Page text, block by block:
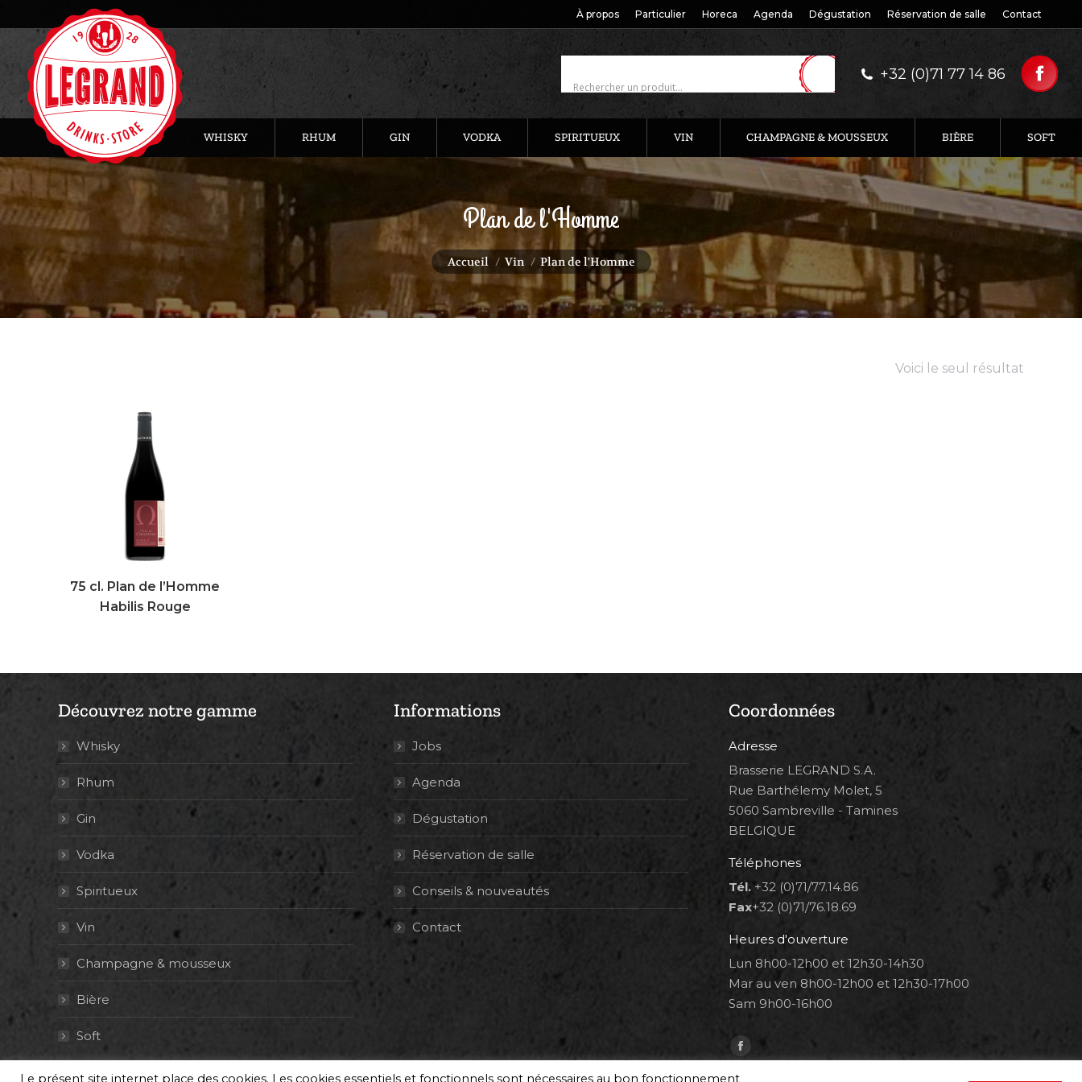
À propos Particulier Horeca Agenda Dégustation Réservation de salle Contact
+32 (0)71 77 14 86
WHISKY RHUM GIN VODKA SPIRITUEUX VIN CHAMPAGNE & MOUSSEUX BIÈRE SOFT
Plan de l'Homme
Vous êtes ici :
Accueil Vin Plan de l'Homme
Voici le seul résultat
75 cl. Plan de l’Homme
Habilis Rouge
Découvrez notre gamme
Whisky
Rhum
Gin
Vodka
Spiritueux
Vin
Champagne & mousseux
Bière
Soft
Informations
Jobs
Agenda
Dégustation
Réservation de salle
Conseils & nouveautés
Contact
Coordonnées
Adresse
Brasserie LEGRAND S.A.
Rue Barthélemy Molet, 5
5060 Sambreville - Tamines
BELGIQUE
Téléphones
Tél. +32 (0)71/77.14.86
Fax+32 (0)71/76.18.69
Heures d'ouverture
Lun 8h00-12h00 et 12h30-14h30
Mar au ven 8h00-12h00 et 12h30-17h00
Sam 9h00-16h00
Trouvez nous sur :
Facebook
page
Le présent site internet place des cookies. Les cookies essentiels et fonctionnels sont nécessaires au bon fonctionnement